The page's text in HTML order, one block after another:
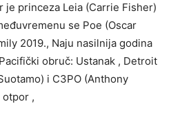
princeza Leia (Carrie Fisher)
se Poe (Oscar
2019., Naju nasilnija godina
obruč: Ustanak , Detroit
i C3PO (Anthony
otpor ,